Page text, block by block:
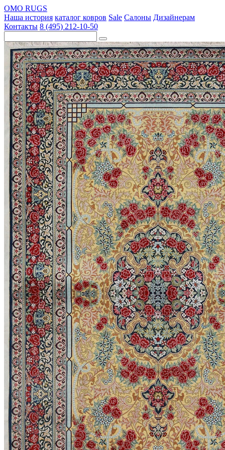
OMO RUGS
Наша история каталог ковров Sale Салоны Дизайнерам
Контакты 8 (495) 212-10-50